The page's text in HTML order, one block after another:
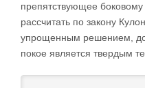
препятствующее
рассчитать по закону
упрощенным решением,
покое является твердым